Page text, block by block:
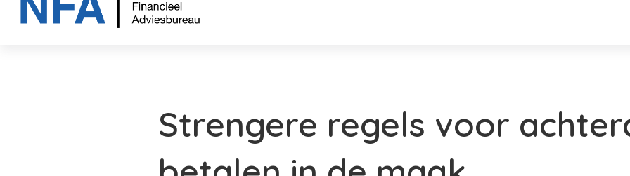
Strengere regels voor